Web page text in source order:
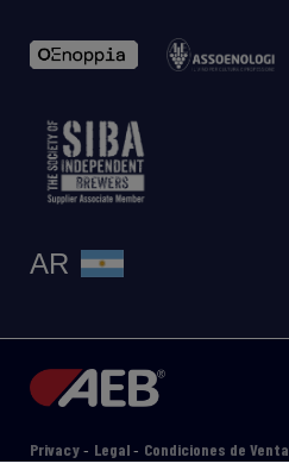
AR
Privacy- Legal- Condiciones de Venta